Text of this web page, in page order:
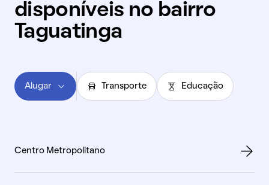
disponíveis no bairro
Taguatinga
Alugar Transporte Educação
Centro Metropolitano